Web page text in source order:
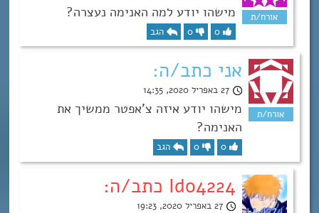
מישהו יודע למה האנימה נעצרה?
0
0 הגב
אני כתב/ה:
27 באפריל 2020, 14:35
מישהו יודע איזה צ’אפטר ממשיך את
האנימה?
0
0 הגב
Ido4224 כתב/ה:
27 באפריל 2020, 19:23